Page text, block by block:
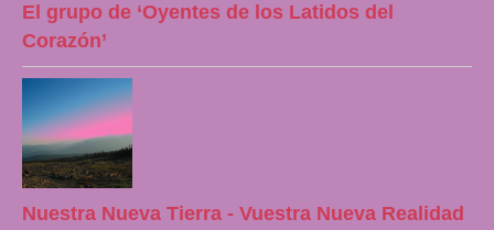
El grupo de ‘Oyentes de los Latidos del
Corazón’
Nuestra Nueva Tierra - Vuestra Nueva Realidad